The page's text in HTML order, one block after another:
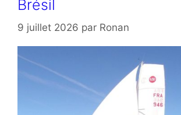
Brésil
9 juillet 2026 par Ronan